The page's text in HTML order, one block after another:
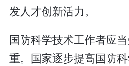
发人才创新活力。
国防科学技术工作者应
重。国家逐步提高国防